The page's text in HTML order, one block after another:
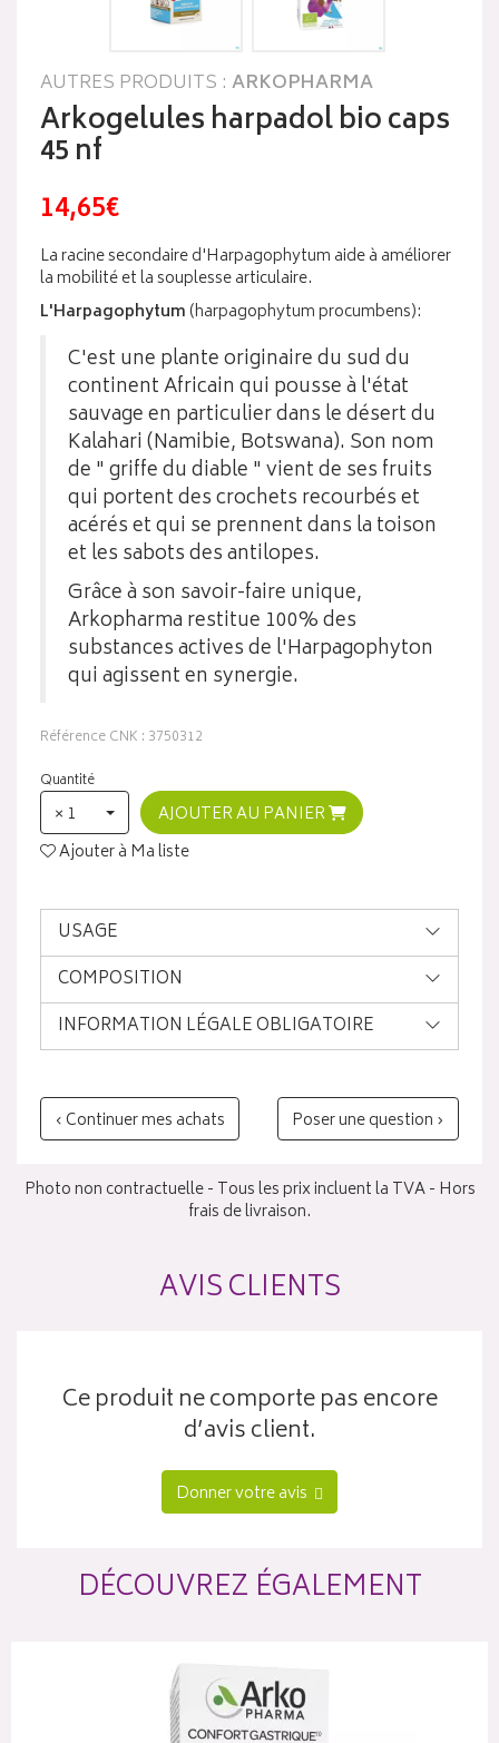
AUTRES PRODUITS : ARKOPHARMA
Arkogelules harpadol bio caps
45 nf
14,65€
La racine secondaire d'Harpagophytum aide à améliorer
la mobilité et la souplesse articulaire.
L'Harpagophytum (harpagophytum procumbens):
C'est une plante originaire du sud du
continent Africain qui pousse à l'état
sauvage en particulier dans le désert du
Kalahari (Namibie, Botswana). Son nom
de " griffe du diable " vient de ses fruits
qui portent des crochets recourbés et
acérés et qui se prennent dans la toison
et les sabots des antilopes.
Grâce à son savoir-faire unique,
Arkopharma restitue 100% des
substances actives de l'Harpagophyton
qui agissent en synergie.
Référence CNK : 3750312
Quantité
× 1
AJOUTER AU PANIER
Ajouter à Ma liste
USAGE
COMPOSITION
INFORMATION LÉGALE OBLIGATOIRE
‹ Continuer mes achats Poser une question ›
Photo non contractuelle - Tous les prix incluent la TVA - Hors
frais de livraison.
AVIS CLIENTS
Ce produit ne comporte pas encore
d’avis client.
Donner votre avis
DÉCOUVREZ ÉGALEMENT